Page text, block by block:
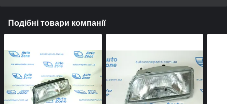
Подібні товари компанії